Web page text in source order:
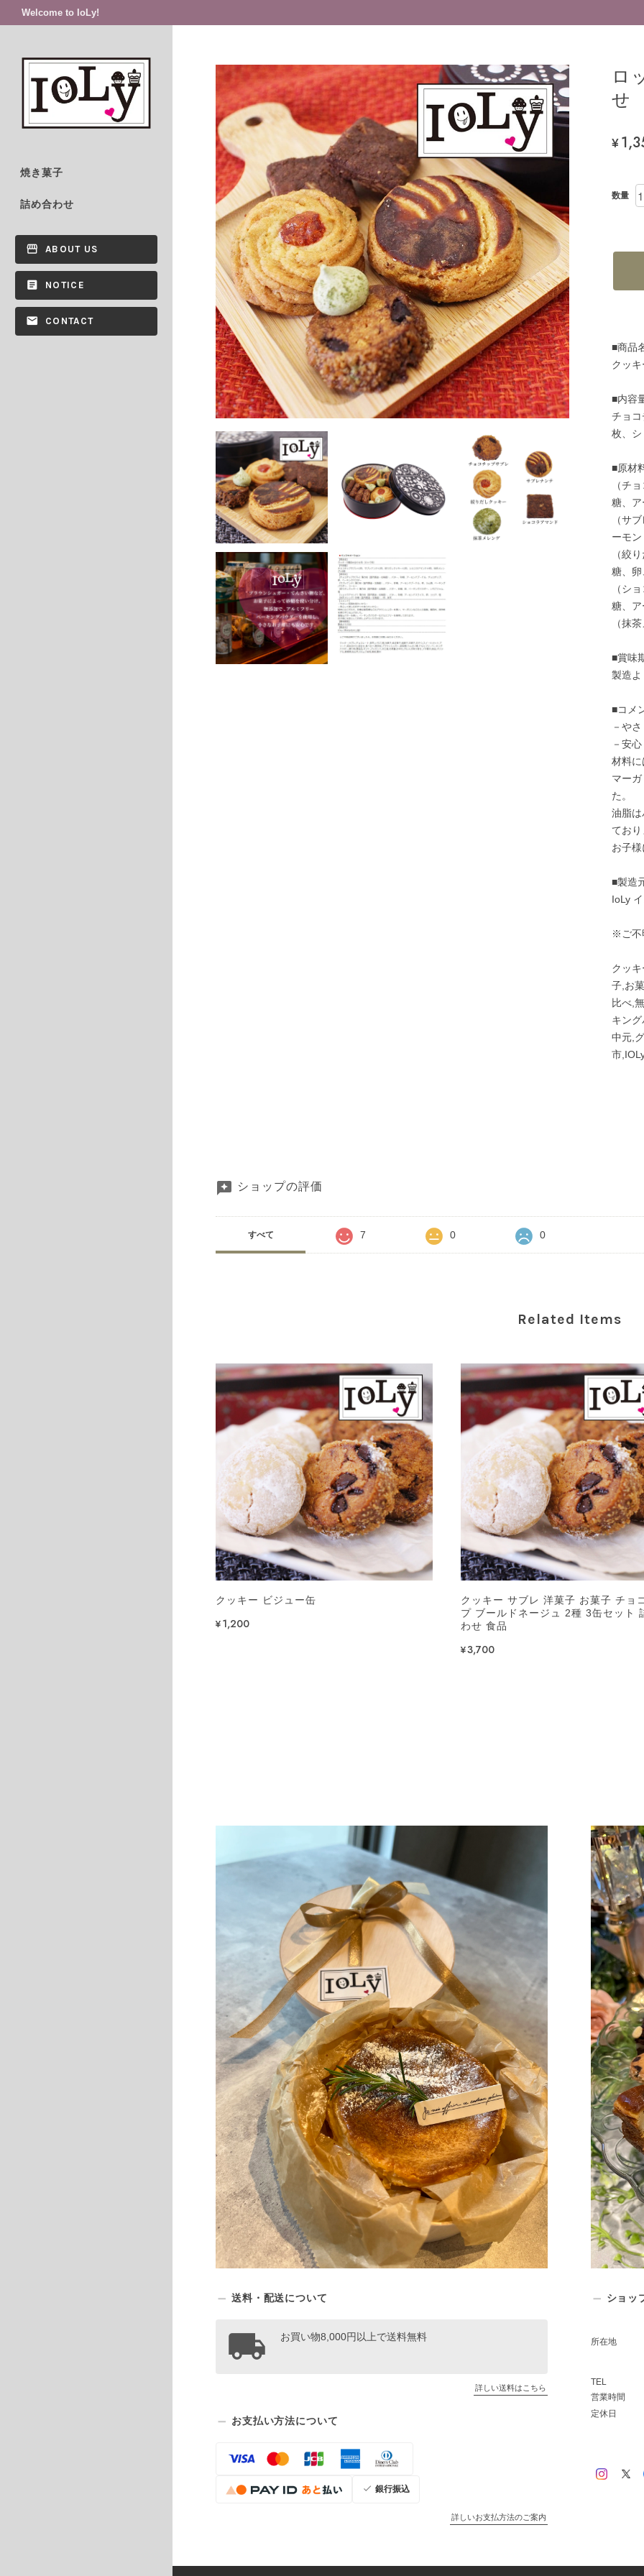
Welcome to IoLy!
焼き菓子
詰め合わせ
ABOUT US
NOTICE
CONTACT
ロ
¥
数量
■商品
クッ
■内容
チョ
枚、
■原材
（チ
糖、
（サ
ーモ
（絞
糖、
（シ
糖、
（抹
■賞味
製造
■コメ
－や
－安
材料
マー
た。
油脂
てお
お子
■製造
IoLy
※ご不
クッ
子,お
比べ,
キン
中元,
市
ショップの評価
すべて 7 0 0
Related Items
クッキー ビジュー缶
¥1,200
クッキー サブレ 洋菓子 お菓子 チョ
プ ブールドネージュ 2種 3缶セット
わせ 食品
¥3,700
送料・配送について
お買い物8,000円以上で送料無料
詳しい送料はこちら
お支払い方法について
銀行振込
詳しいお支払方法のご案内
ショッ
所在地
TEL
営業時間
定休日